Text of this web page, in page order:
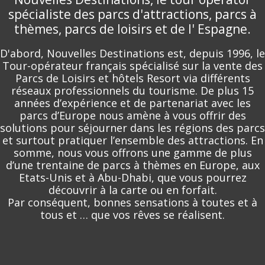
spécialiste des parcs d'attractions, parcs à
thèmes, parcs de loisirs et de l' Espagne.
D'abord, Nouvelles Destinations est, depuis 1996, le
Tour-opérateur français spécialisé sur la vente des
Parcs de Loisirs et hôtels Resort via différents
réseaux professionnels du tourisme. De plus 15
années d’expérience et de partenariat avec les
parcs d’Europe nous amène à vous offrir des
solutions pour séjourner dans les régions des parcs
et surtout pratiquer l’ensemble des attractions. En
somme, nous vous offrons une gamme de plus
d’une trentaine de parcs à thèmes en Europe, aux
Etats-Unis et à Abu-Dhabi, que vous pourrez
découvrir à la carte ou en forfait.
Par conséquent, bonnes sensations à toutes et à
tous et … que vos rêves se réalisent.